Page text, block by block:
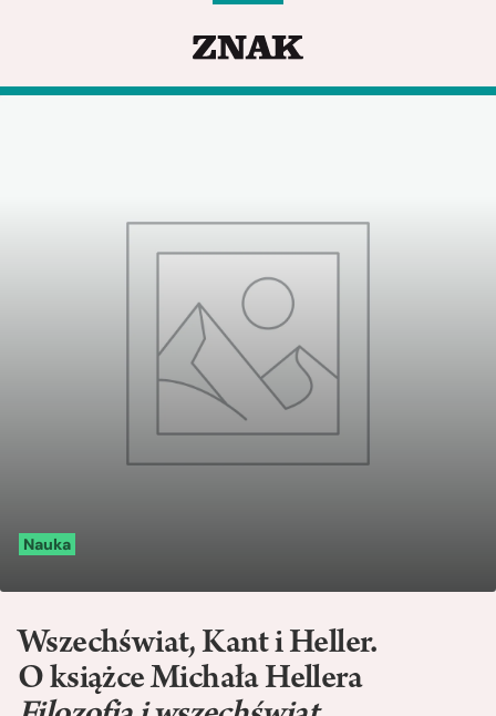
Nauka
Wszechświat, Kant i Heller.
O książce Michała Hellera